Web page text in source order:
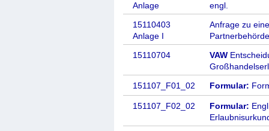
Anlage
engl.
15110403
Anlage I
Anfrage zu
Partnerbehörde
15110704
VAW
151107_F01_02
Formular:
151107_F02_02 Formular: